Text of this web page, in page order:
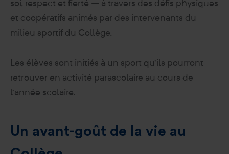
soi, respect et fierté – à travers des défis physiques
et coopératifs animés par des intervenants du
milieu sportif du Collège.
Les élèves sont initiés à un sport qu’ils pourront
retrouver en activité parascolaire au cours de
l’année scolaire.
Un avant-goût de la vie au